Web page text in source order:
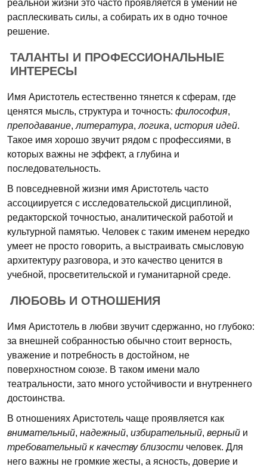
реальной жизни это часто проявляется в умении не
расплескивать силы, а собирать их в одно точное
решение.
ТАЛАНТЫ И ПРОФЕССИОНАЛЬНЫЕ
ИНТЕРЕСЫ
Имя Аристотель естественно тянется к сферам, где
ценятся мысль, структура и точность: философия,
преподавание, литература, логика, история идей.
Такое имя хорошо звучит рядом с профессиями, в
которых важны не эффект, а глубина и
последовательность.
В повседневной жизни имя Аристотель часто
ассоциируется с исследовательской дисциплиной,
редакторской точностью, аналитической работой и
культурной памятью. Человек с таким именем нередко
умеет не просто говорить, а выстраивать смысловую
архитектуру разговора, и это качество ценится в
учебной, просветительской и гуманитарной среде.
ЛЮБОВЬ И ОТНОШЕНИЯ
Имя Аристотель в любви звучит сдержанно, но глубоко:
за внешней собранностью обычно стоит верность,
уважение и потребность в достойном, не
поверхностном союзе. В таком имени мало
театральности, зато много устойчивости и внутреннего
достоинства.
В отношениях Аристотель чаще проявляется как
внимательный, надежный, избирательный, верный и
требовательный к качеству близости человек. Для
него важны не громкие жесты, а ясность, доверие и